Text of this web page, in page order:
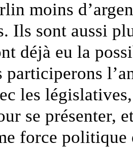
moins
Ils sont aussi
déjà eu la
participerons
les
se présenter,
force politique